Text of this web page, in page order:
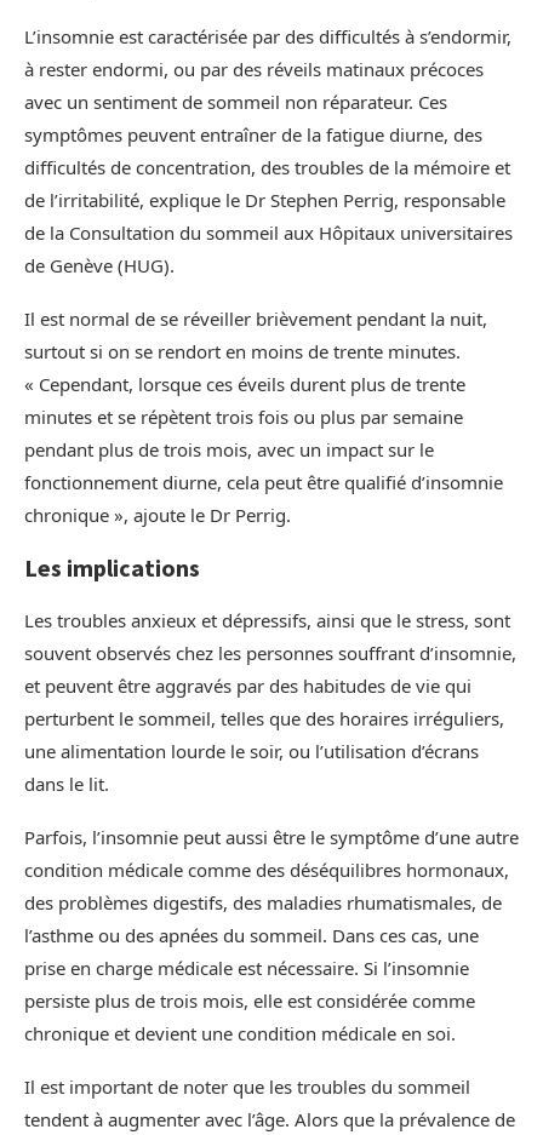
L’insomnie est caractérisée par des difficultés à s’endormir,
à rester endormi, ou par des réveils matinaux précoces
avec un sentiment de sommeil non réparateur. Ces
symptômes peuvent entraîner de la fatigue diurne, des
difficultés de concentration, des troubles de la mémoire et
de l’irritabilité, explique le Dr Stephen Perrig, responsable
de la Consultation du sommeil aux Hôpitaux universitaires
de Genève (HUG).
Il est normal de se réveiller brièvement pendant la nuit,
surtout si on se rendort en moins de trente minutes.
« Cependant, lorsque ces éveils durent plus de trente
minutes et se répètent trois fois ou plus par semaine
pendant plus de trois mois, avec un impact sur le
fonctionnement diurne, cela peut être qualifié d’insomnie
chronique », ajoute le Dr Perrig.
Les implications
Les troubles anxieux et dépressifs, ainsi que le stress, sont
souvent observés chez les personnes souffrant d’insomnie,
et peuvent être aggravés par des habitudes de vie qui
perturbent le sommeil, telles que des horaires irréguliers,
une alimentation lourde le soir, ou l’utilisation d’écrans
dans le lit.
Parfois, l’insomnie peut aussi être le symptôme d’une autre
condition médicale comme des déséquilibres hormonaux,
des problèmes digestifs, des maladies rhumatismales, de
l’asthme ou des apnées du sommeil. Dans ces cas, une
prise en charge médicale est nécessaire. Si l’insomnie
persiste plus de trois mois, elle est considérée comme
chronique et devient une condition médicale en soi.
Il est important de noter que les troubles du sommeil
tendent à augmenter avec l’âge. Alors que la prévalence de